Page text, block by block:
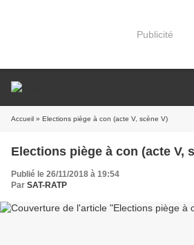
Publicité
Accueil » Elections piège à con (acte V, scène V)
Elections piège à con (acte V,
Publié le 26/11/2018 à 19:54
Par SAT-RATP